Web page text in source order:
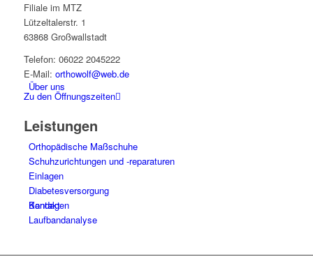
Über uns
Kontakt
Filiale im MTZ
Lützeltalerstr. 1
63868 Großwallstadt
Telefon: 06022 2045222
E-Mail: orthowolf@web.de
Zu den Öffnungszeiten
Leistungen
Orthopädische Maßschuhe
Schuhzurichtungen und -reparaturen
Einlagen
Diabetesversorgung
Bandagen
Laufbandanalyse